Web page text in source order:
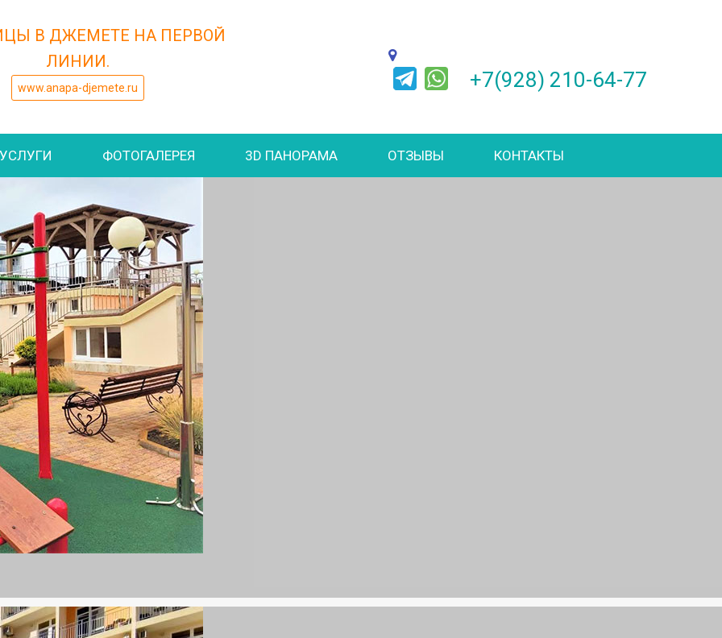
В ДЖЕМЕТЕ НА ПЕРВОЙ
ЛИНИИ.
www.anapa-djemete.ru +7(928) 210-64-77
УСЛУГИ ФОТОГАЛЕРЕЯ 3D ПАНОРАМА ОТЗЫВЫ КОНТАКТЫ